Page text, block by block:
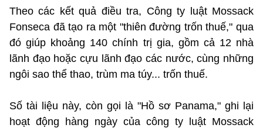
Theo các kết quả điều tra, Công ty luật Mossack
Fonseca đã tạo ra một "thiên đường trốn thuế," qua
đó giúp khoảng 140 chính trị gia, gồm cả 12 nhà
lãnh đạo hoặc cựu lãnh đạo các nước, cùng những
ngôi sao thể thao, trùm ma túy... trốn thuế.
Số tài liệu này, còn gọi là "Hồ sơ Panama," ghi lại
hoạt động hàng ngày của công ty luật Mossack